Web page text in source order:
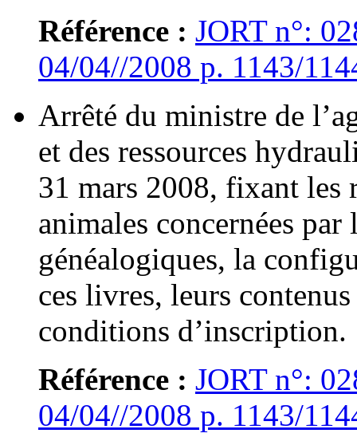
Référence : JORT n°:
04/04//2008 p. 1143/
Arrêté du ministre de
et des ressources
31 mars 2008, fixant les
animales concernées par
généalogiques, la
ces livres, leurs
conditions d’inscription.
Référence : JORT n°:
04/04//2008 p. 1143/